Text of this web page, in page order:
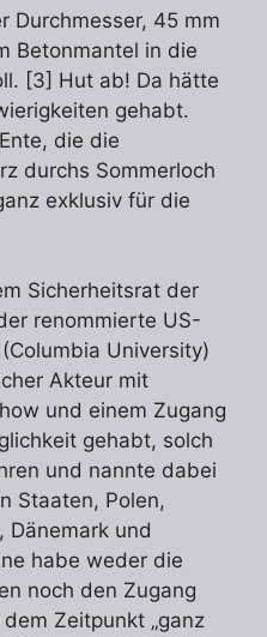
Durchmesser, 45 mm
Betonmantel in die
[3] Hut ab! Da hätte
gehabt.
die die
durchs Sommerloch
exklusiv für die
Sicherheitsrat der
renommierte US-
University)
Akteur mit
und einem Zugang
gehabt, solch
und nannte dabei
Staaten, Polen,
Dänemark und
habe weder die
noch den Zugang
Zeitpunkt „ganz